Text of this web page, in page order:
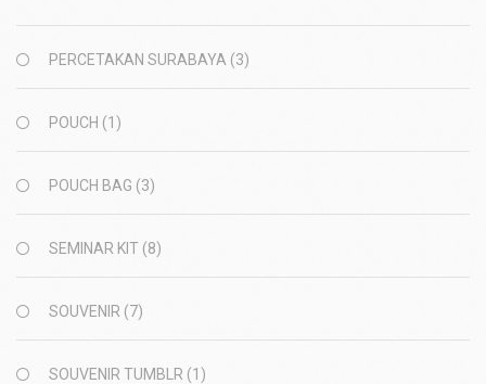
PERCETAKAN SURABAYA (3)
POUCH (1)
POUCH BAG (3)
SEMINAR KIT (8)
SOUVENIR (7)
SOUVENIR TUMBLR (1)